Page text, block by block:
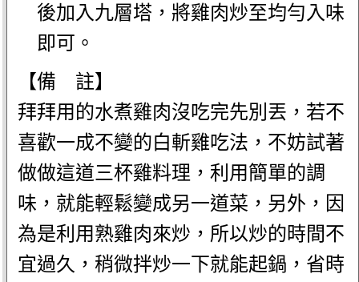
後加入九層塔，將雞肉炒至均勻入味
即可。
【備 註】
拜拜用的水煮雞肉沒吃完先別丟，若不
喜歡一成不變的白斬雞吃法，不妨試著
做做這道三杯雞料理，利用簡單的調
味，就能輕鬆變成另一道菜，另外，因
為是利用熟雞肉來炒，所以炒的時間不
宜過久，稍微拌炒一下就能起鍋，省時